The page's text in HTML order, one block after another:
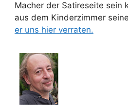
Macher der Satireseite sein
aus dem Kinderzimmer
er uns hier verraten.